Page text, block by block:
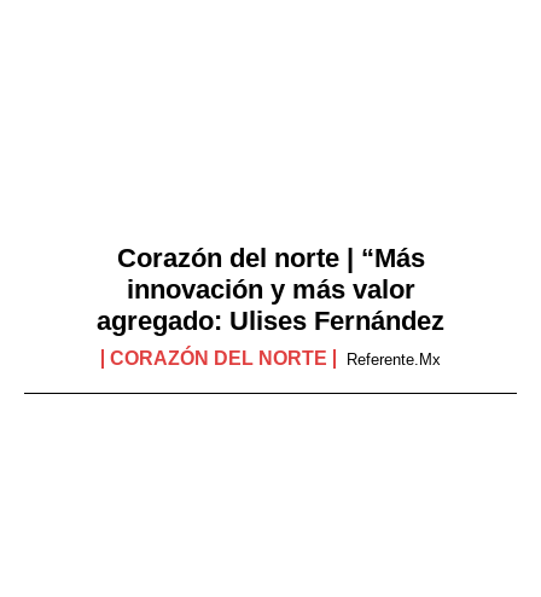
Corazón del norte | “Más
innovación y más valor
agregado: Ulises Fernández
CORAZÓN DEL NORTE Referente.mx